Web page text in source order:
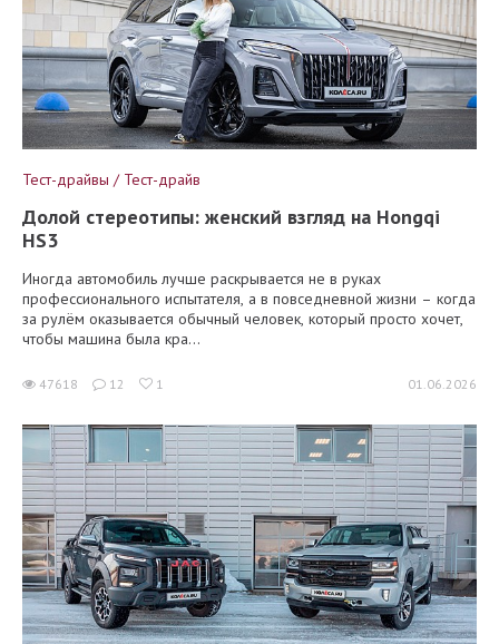
Тест-драйвы / Тест-драйв
Долой стереотипы: женский взгляд на Hongqi
HS3
Иногда автомобиль лучше раскрывается не в руках
профессионального испытателя, а в повседневной жизни – когда
за рулём оказывается обычный человек, который просто хочет,
чтобы машина была кра...
47618 12 1 01.06.2026